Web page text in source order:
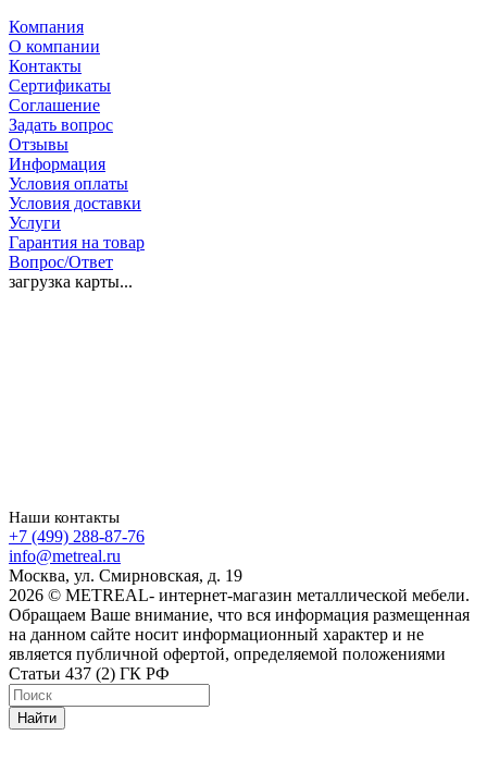
Компания
О компании
Контакты
Сертификаты
Соглашение
Задать вопрос
Отзывы
Информация
Условия оплаты
Условия доставки
Услуги
Гарантия на товар
Вопрос/Ответ
загрузка карты...
Наши контакты
+7 (499) 288-87-76
info@metreal.ru
Москва, ул. Смирновская, д. 19
2026 © METREAL- интернет-магазин металлической мебели.
Обращаем Ваше внимание, что вся информация размещенная
на данном сайте носит информационный характер и не
является публичной офертой, определяемой положениями
Статьи 437 (2) ГК РФ
Найти